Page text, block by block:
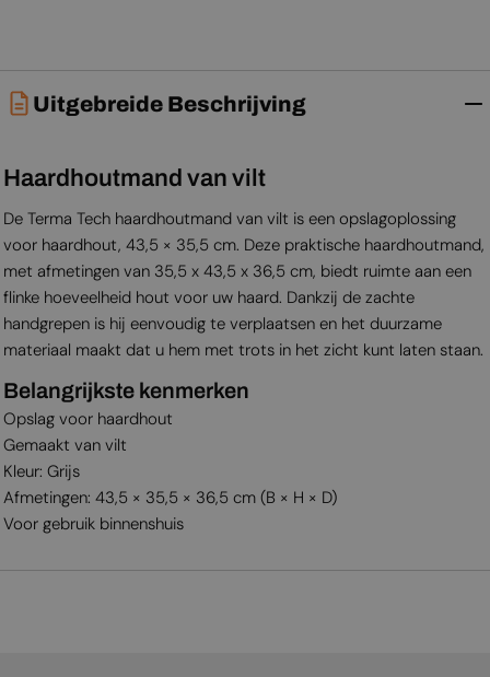
Uitgebreide Beschrijving
Haardhoutmand van vilt
De Terma Tech haardhoutmand van vilt is een opslagoplossing
voor haardhout, 43,5 × 35,5 cm. Deze praktische haardhoutmand,
met afmetingen van 35,5 x 43,5 x 36,5 cm, biedt ruimte aan een
flinke hoeveelheid hout voor uw haard. Dankzij de zachte
handgrepen is hij eenvoudig te verplaatsen en het duurzame
materiaal maakt dat u hem met trots in het zicht kunt laten staan.
Belangrijkste kenmerken
Opslag voor haardhout
Gemaakt van vilt
Kleur: Grijs
Afmetingen: 43,5 × 35,5 × 36,5 cm (B × H × D)
Voor gebruik binnenshuis